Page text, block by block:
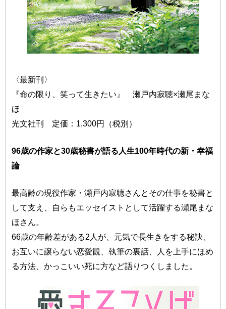
〈最新刊〉
『命の限り、笑って生きたい』 瀬戸内寂聴×瀬尾まな
ほ
光文社刊 定価：1,300円（税別）
96歳の作家と30歳秘書が語る人生100年時代の新・幸福
論
最高齢の現役作家・瀬戸内寂聴さんとその仕事を秘書と
して支え、自らもエッセイストとして活躍する瀬尾まな
ほさん。
66歳の年齢差がある2人が、元気で長生きをする秘訣、
お互いに譲らない恋愛観、執筆の裏話、人を上手にほめ
る方法、かっこいい死に方など語りつくしました。